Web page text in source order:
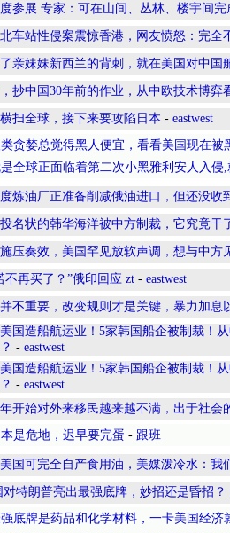
参展 专家：可在山间、丛林、楼宇间
车站性侵案震惊香港，网友愤怒：完全
亲妹妹新西兰的背刺，就在美国对中
抄中国30年前的作业，从中欧技术博
扫全球，接下来要攻陷日本 - eastwest
类贪婪总觉得黑人便宜，看看美国现在被
全球正面临着第二次小黑雅利安人入侵
炼油厂正准备削减俄油进口，但还没收
名状的韩华海洋被中方制裁，它究竟干
压奏效，美国罕见放软声调，想与中方
不再买了？”俄印回应 zt - eastwest
不重要，改变规则才是关键，暴力加息
国造船航运业！5家韩国船企被制裁！
- eastwest
国造船航运业！5家韩国船企被制裁！
- eastwest
开始对外来移民越来越不满，出于社
本是危地，迟早要完蛋 - 跟班
国可完全自产食用油，美媒泼冷水：我
对特朗普亮出最强底牌，妙招还是昏招？
底牌是药品和化学材料，一卡美国经济